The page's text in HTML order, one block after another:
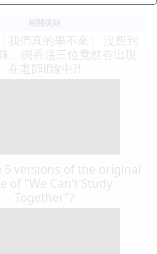
相關視頻
我們真的學不來〕 沒想到
、潤香這三位竟然有出現
在老師if線中?!
5 versions of the original
of "We Can't Study
Together"?